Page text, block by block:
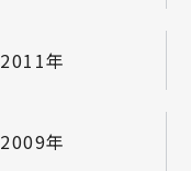
2011年
2009年